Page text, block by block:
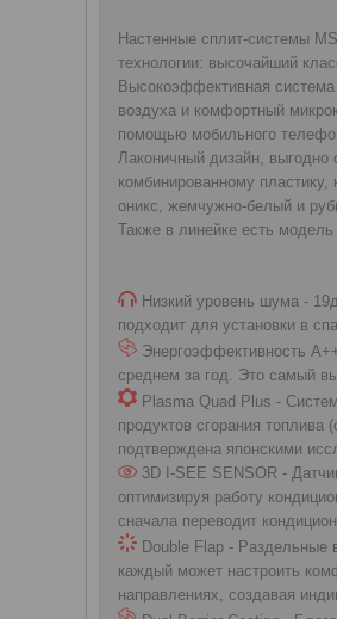
Настенные сплит-системы
технологии: высочайший
Высокоэффективная
воздуха и комфортный
помощью мобильного
Лаконичный дизайн, выгодно
комбинированному
оникс, жемчужно-белый и
Также в линейке есть модель
Низкий уровень шума -
подходит для установки в
Энергоэффективность
среднем за год. Это самый
Plasma Quad Plus -
продуктов сгорания
подтверждена японскими
3D I-SEE SENSOR -
оптимизируя работу
сначала переводит
Double Flap - Раздельные
каждый может настроить
направлениях, создавая